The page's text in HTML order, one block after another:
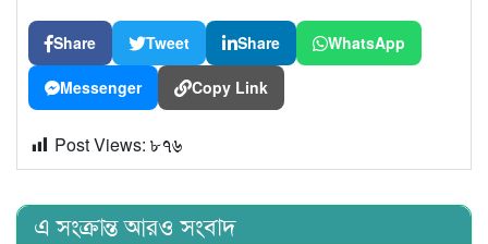
Share Tweet Share WhatsApp
Messenger Copy Link
Post Views: ৮৭৬
এ সংক্রান্ত আরও সংবাদ